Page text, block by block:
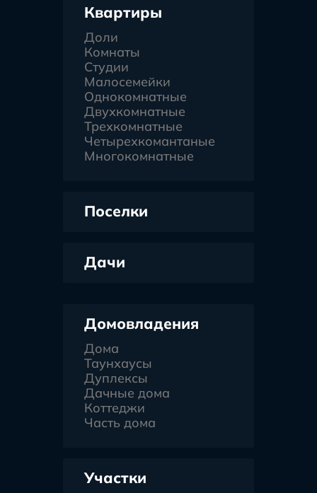
Квартиры
Доли
Комнаты
Студии
Малосемейки
Однокомнатные
Двухкомнатные
Трехкомнатные
Четырехкомантаные
Многокомнатные
Поселки
Дачи
Домовладения
Дома
Таунхаусы
Дуплексы
Дачные дома
Коттеджи
Часть дома
Участки